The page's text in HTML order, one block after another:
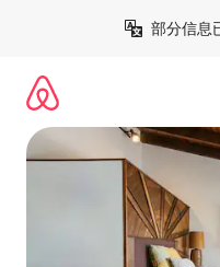
部分信息